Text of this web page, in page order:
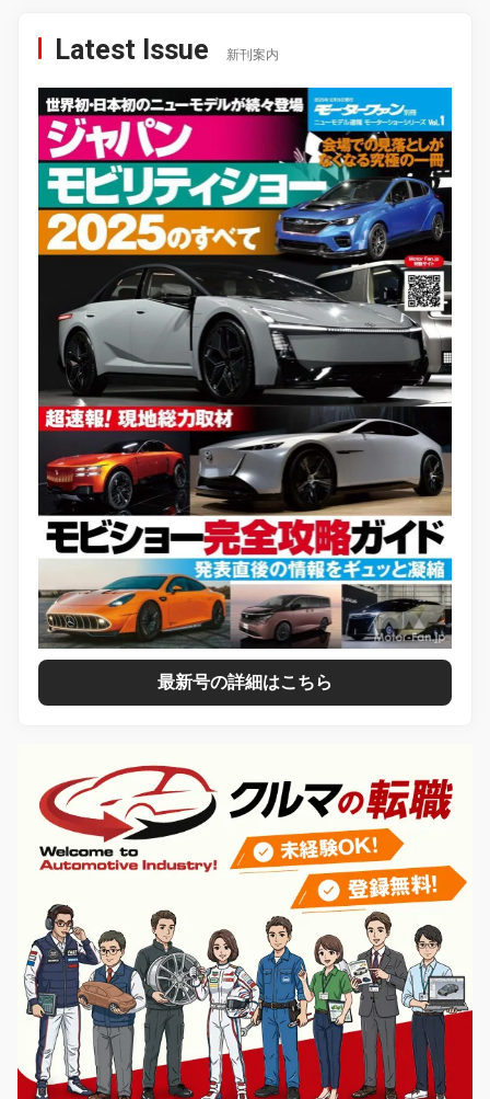
Latest Issue 新刊案内
最新号の詳細はこちら